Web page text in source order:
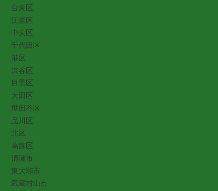
台東区
江東区
中央区
千代田区
港区
渋谷区
目黒区
大田区
世田谷区
品川区
北区
葛飾区
清瀬市
東大和市
武蔵村山市